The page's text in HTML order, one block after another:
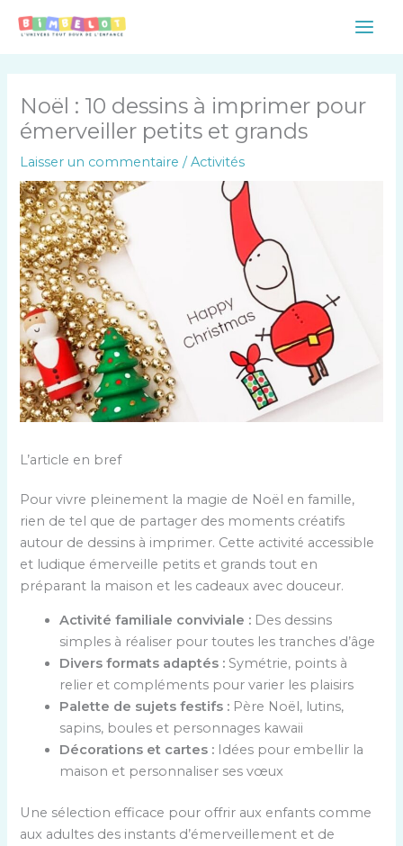
Main
Noël : 10 dessins à imprimer pour
émerveiller petits et grands
Laisser un commentaire /Activités
L’article en bref
Pour vivre pleinement la magie de Noël en famille,
rien de tel que de partager des moments créatifs
autour de dessins à imprimer. Cette activité accessible
et ludique émerveille petits et grands tout en
préparant la maison et les cadeaux avec douceur.
Activité familiale conviviale : Des dessins
simples à réaliser pour toutes les tranches d’âge
Divers formats adaptés : Symétrie, points à
relier et compléments pour varier les plaisirs
Palette de sujets festifs : Père Noël, lutins,
sapins, boules et personnages kawaii
Décorations et cartes : Idées pour embellir la
maison et personnaliser ses vœux
Une sélection efficace pour offrir aux enfants comme
aux adultes des instants d’émerveillement et de